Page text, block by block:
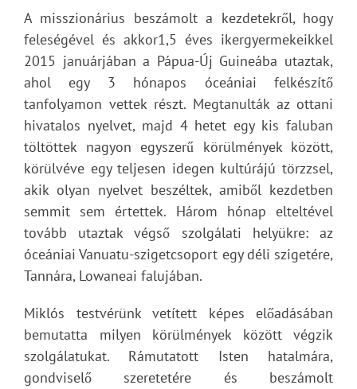
A misszionárius beszámolt a kezdetekről, hogy
feleségével és akkor1,5 éves ikergyermekeikkel
2015 januárjában a Pápua-Új Guineába utaztak,
ahol egy 3 hónapos óceániai felkészítő
tanfolyamon vettek részt. Megtanulták az ottani
hivatalos nyelvet, majd 4 hetet egy kis faluban
töltöttek nagyon egyszerű körülmények között,
körülvéve egy teljesen idegen kultúrájú törzzsel,
akik olyan nyelvet beszéltek, amiből kezdetben
semmit sem értettek. Három hónap elteltével
tovább utaztak végső szolgálati helyükre: az
óceániai Vanuatu-szigetcsoport egy déli szigetére,
Tannára, Lowaneai falujában.
Miklós testvérünk vetített képes előadásában
bemutatta milyen körülmények között végzik
szolgálatukat. Rámutatott Isten hatalmára,
gondviselő szeretetére és beszámolt